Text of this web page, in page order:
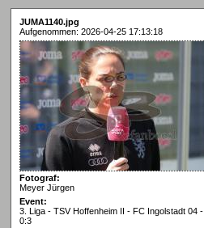
JUMA1140.jpg
Aufgenommen: 2026-04-25 17:13:18
Fotograf:
Meyer Jürgen
Event:
3. Liga - TSV Hoffenheim II - FC Ingolstadt 04 -
0:3